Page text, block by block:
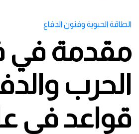
الطاقة الحيوية وفنون الدفاع
مقدمة في
الحرب
قواعد في